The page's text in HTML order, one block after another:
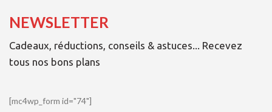
NEWSLETTER
Cadeaux, réductions, conseils & astuces... Recevez
tous nos bons plans
[mc4wp_form id="74"]